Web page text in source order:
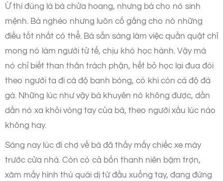
Ừ thì đúng là bà chửa hoang, nhưng bà cho nó sinh
mệnh. Bà nghèo nhưng luôn cố gắng cho nó những
điều tốt nhất có thể. Bà sẵn sàng làm việc quần quật chỉ
mong nó làm người tử tế, chịu khó học hành. Vậy mà
nó chỉ biết than thân trách phận, hết bỏ học lại đua đòi
theo người ta đi cá độ banh bóng, có khi còn cá độ đá
gà. Những lúc như vậy bà khuyên nó không được, dần
dần nó xa khỏi vòng tay của bà, theo người xấu lúc nào
không hay.
Sáng nay lúc đi chợ về bà đã thấy mấy chiếc xe máy
trước cửa nhà. Còn có cả bốn thanh niên bặm trợn,
xăm mấy hình thù quái dị từ đầu xuống tay, đang đứng